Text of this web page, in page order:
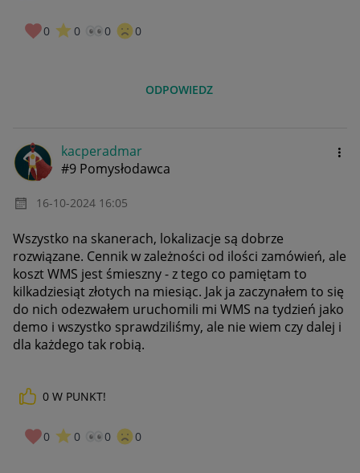
0 0 0 0
ODPOWIEDZ
kacperadmar
#9 Pomysłodawca
‎16-10-2024 16:05
Wszystko na skanerach, lokalizacje są dobrze
rozwiązane. Cennik w zależności od ilości zamówień, ale
koszt WMS jest śmieszny - z tego co pamiętam to
kilkadziesiąt złotych na miesiąc. Jak ja zaczynałem to się
do nich odezwałem uruchomili mi WMS na tydzień jako
demo i wszystko sprawdziliśmy, ale nie wiem czy dalej i
dla każdego tak robią.
0 W PUNKT!
0 0 0 0